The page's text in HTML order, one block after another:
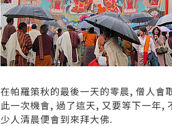
在帕羅策秋的最後一天的零晨, 僧人會
此一次機會, 過了這天, 又要等下一年,
少人清晨便會到來拜大佛.